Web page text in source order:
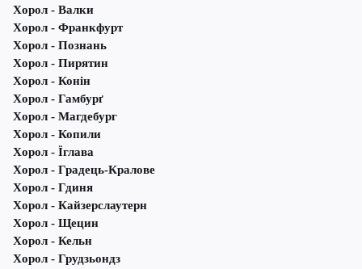
Хорол - Валки
Хорол - Франкфурт
Хорол - Познань
Хорол - Пирятин
Хорол - Конін
Хорол - Гамбурґ
Хорол - Магдебург
Хорол - Копили
Хорол - Їглава
Хорол - Градець-Кралове
Хорол - Гдиня
Хорол - Кайзерслаутерн
Хорол - Щецин
Хорол - Кельн
Хорол - Грудзьондз